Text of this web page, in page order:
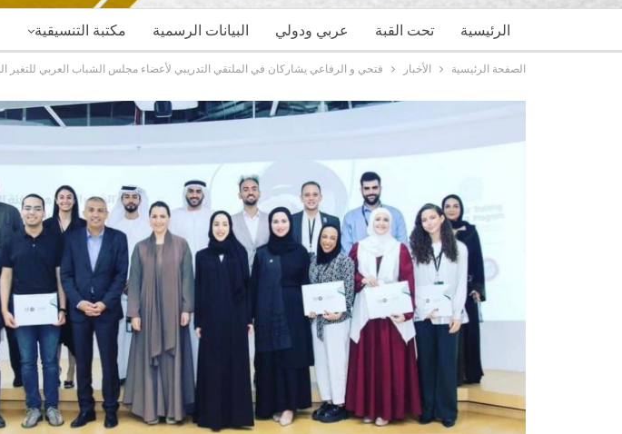
مكتبة التنسيقية البيانات الرسمية عربي ودولي تحت القبة الرئيسية
الصفحة الرئيسية الأخبار فتحي و الرفاعي يشاركان في الملتقي التدريبي لأعضاء مجلس الشباب العربي للتغير